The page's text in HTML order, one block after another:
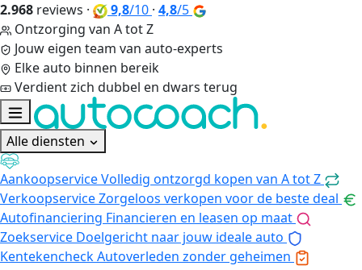
2.968 reviews · 9,8/10 · 4,8/5
Ontzorging van A tot Z
Jouw eigen team van auto-experts
Elke auto binnen bereik
Verdient zich dubbel en dwars terug
Alle diensten
AankoopserviceVolledig ontzorgd kopen van A tot Z
VerkoopserviceZorgeloos verkopen voor de beste deal
Autofinanciering Financieren en leasen op maat
Zoekservice Doelgericht naar jouw ideale auto
KentekencheckAutoverleden zonder geheimen